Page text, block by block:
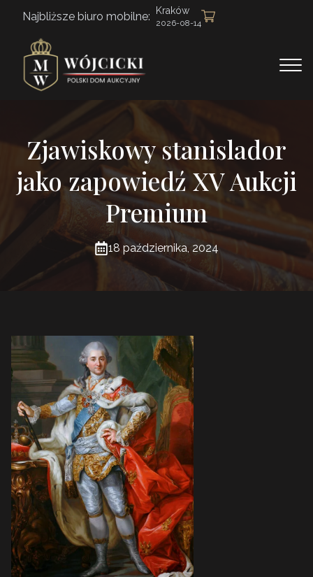
Najbliższe biuro mobilne: Kraków
2026-08-14
Zjawiskowy stanislador
jako zapowiedź XV Aukcji
Premium
18 października, 2024